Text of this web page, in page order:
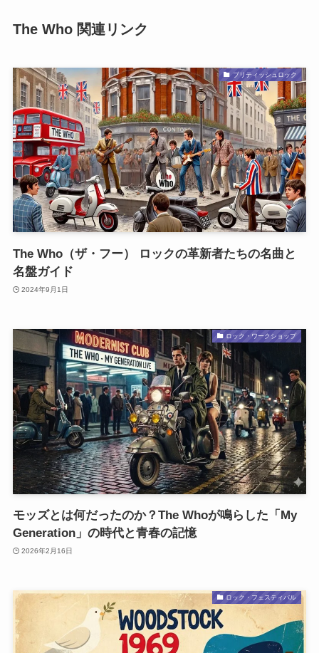
The Who 関連リンク
ブリティッシュロック
The Who（ザ・フー） ロックの革新者たちの名曲と
名盤ガイド
2024年9月1日
ロック・ワークショップ
モッズとは何だったのか？The Whoが鳴らした「My
Generation」の時代と青春の記憶
2026年2月16日
ロック・フェスティバル